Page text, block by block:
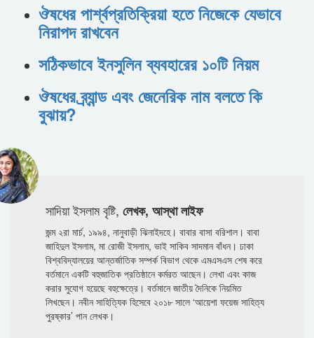
ঔষধের পার্শ্বপ্রতিক্রিয়া হতে নিজেকে যেভাবে
নিরাপদ রাখবেন
সঠিকভাবে ইনসুলিন ব্যবহারের ১০টি নিয়ম
ঔষধের ব্র্যান্ড এবং জেনেরিক নাম বলতে কি
বুঝায়?
সাদিয়া ইসলাম বৃষ্টি, লেখক, আস্থা লাইফ
জন্ম ২রা মার্চ, ১৯৯৪, নানুবাড়ী ঝিনাইদহে। বাবার বাসা বরিশাল। বাবা
জাহিদুল ইসলাম, মা রোজী ইসলাম, ভাই সাকিব সাদমান বাঁধন। ঢাকা
বিশ্ববিদ্যালয়ের আন্তর্জাতিক সম্পর্ক বিভাগ থেকে এমএসএস শেষ করে
বর্তমানে একটি বহুজাতিক প্রতিষ্ঠানে কর্মরত আছেন। লেখা এবং কাজ
করার সুযোগ হয়েছে বহুক্ষেত্রে। বর্তমানে জাতীয় দৈনিকে নিয়মিত
লিখছেন। নবীন সাহিত্যিক হিসেবে ২০১৮ সালে ‘আয়েশা ফয়েজ সাহিত্য
পুরষ্কার’ পান লেখক।